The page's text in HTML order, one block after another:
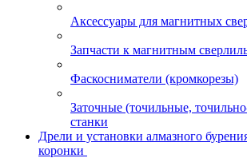
Аксессуары для магнитных
Запчасти к магнитным
Фаскосниматели (кромкорезы)
Заточные (точильные,
станки
Дрели и установки алмазного
коронки